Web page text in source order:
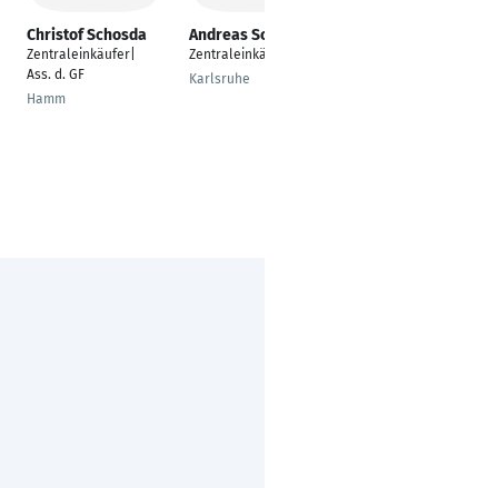
Christof Schosda
Zentraleinkäufer|
Ass. d. GF
Hamm
Andreas Schmidt
Zentraleinkäufer
Karlsruhe